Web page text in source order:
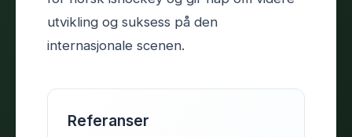
utvikling og suksess på den
internasjonale scenen.
Referanser